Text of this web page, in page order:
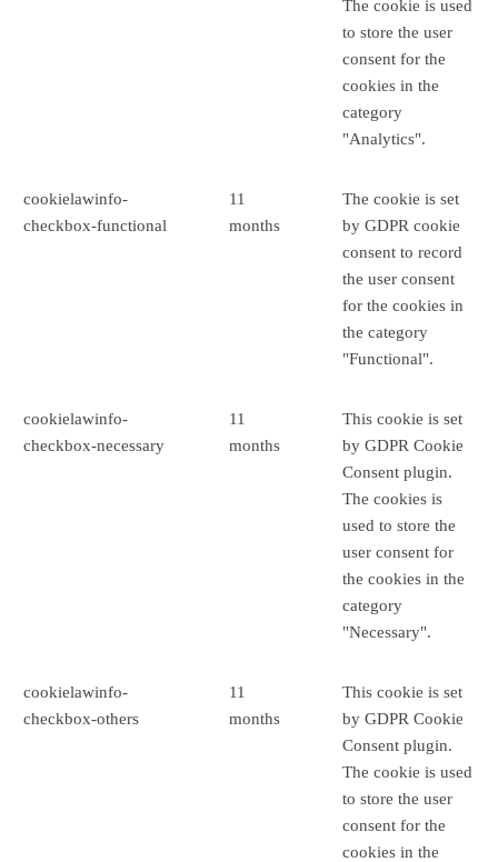
The cookie is used
to store the user
consent for the
cookies in the
category
"Analytics".
cookielawinfo-
checkbox-functional
11
months
The cookie is set
by GDPR cookie
consent to record
the user consent
for the cookies in
the category
"Functional".
cookielawinfo-
checkbox-necessary
11
months
This cookie is set
by GDPR Cookie
Consent plugin.
The cookies is
used to store the
user consent for
the cookies in the
category
"Necessary".
cookielawinfo-
checkbox-others
11
months
This cookie is set
by GDPR Cookie
Consent plugin.
The cookie is used
to store the user
consent for the
cookies in the